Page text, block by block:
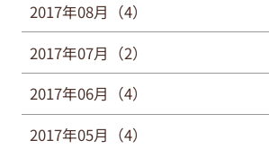
2017年08月（4）
2017年07月（2）
2017年06月（4）
2017年05月（4）